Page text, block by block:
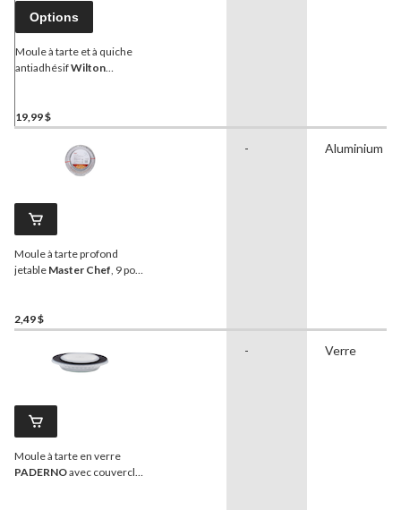
Options
Moule à tarte et à quiche
antiadhésifWilton
19,99 $
Moule à tarte profond
jetable Master Chef , 9 po,
2,49 $
- Aluminium
Moule à tarte en verre
PADERNOavec couvercle,
- Verre